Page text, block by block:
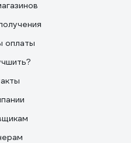
оплаты